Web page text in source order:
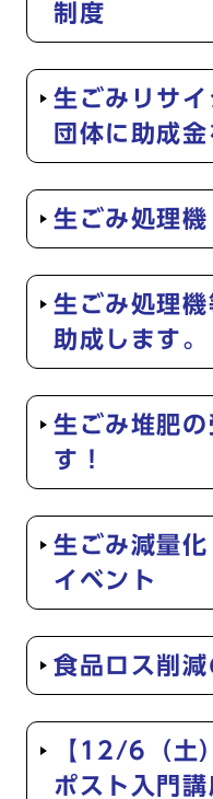
制度
生ごみリサ
団体に助成金
生ごみ処理機
生ごみ処理
助成します。
生ごみ堆肥
す！
生ごみ減量
イベント
食品ロス削減
【12/6（土
ポスト入門